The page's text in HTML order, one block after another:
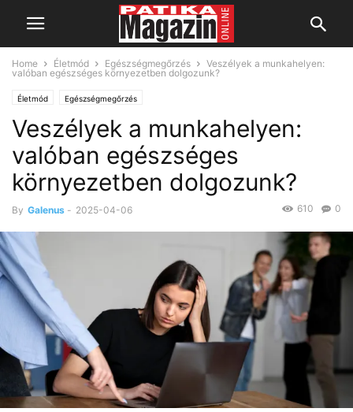
Home Életmód Egészségmegőrzés
Veszélyek a munkahelyen:
valóban egészséges környezetben dolgozunk?
Életmód Egészségmegőrzés
Veszélyek a munkahelyen:
valóban egészséges
környezetben dolgozunk?
By Galenus - 2025-04-06 0
610